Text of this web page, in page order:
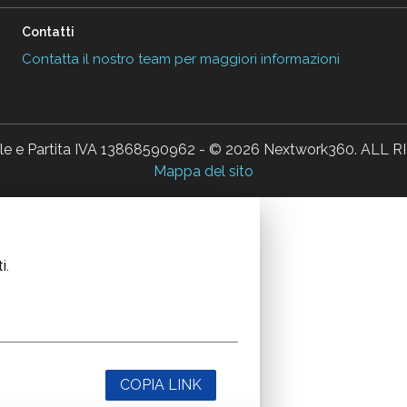
Contatti
Contatta il nostro team per maggiori informazioni
e Partita IVA 13868590962 - © 2026 Nextwork360. ALL
Mappa del sito
COPIA LINK